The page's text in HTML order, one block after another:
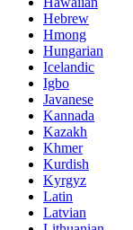
Hebrew
Hmong
Hungarian
Icelandic
Igbo
Javanese
Kannada
Kazakh
Khmer
Kurdish
Kyrgyz
Latin
Latvian